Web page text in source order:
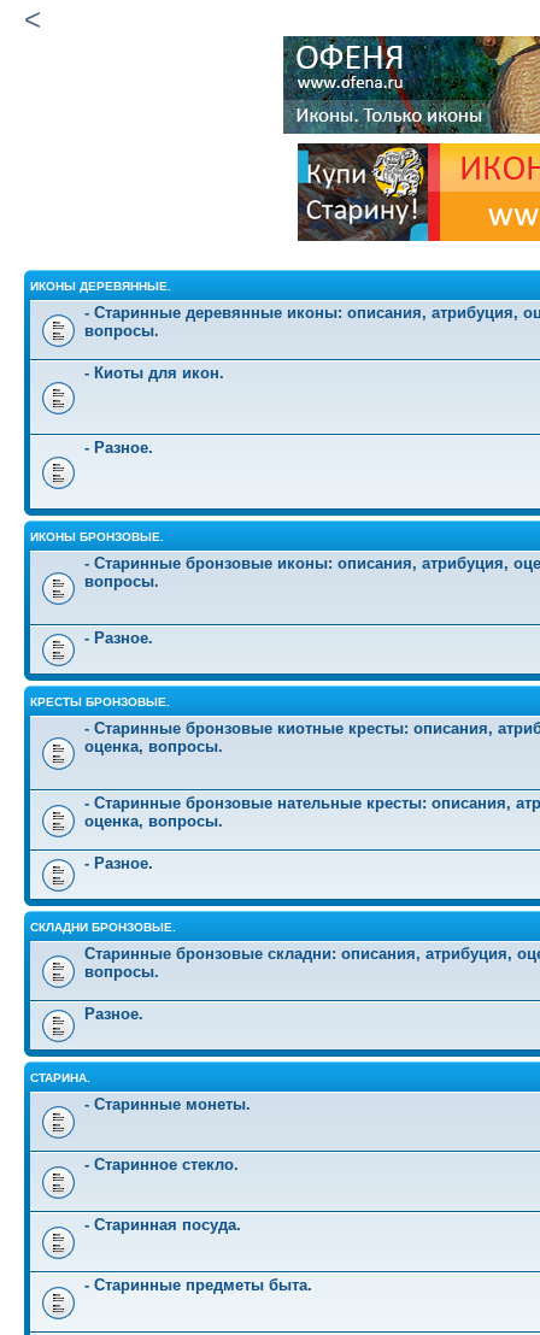
<
ИКОНЫ ДЕРЕВЯННЫЕ.
- Старинные деревянные иконы: описания, атрибуция,
вопросы.
- Киоты для икон.
- Разное.
ИКОНЫ БРОНЗОВЫЕ.
- Старинные бронзовые иконы: описания, атрибуция,
вопросы.
- Разное.
КРЕСТЫ БРОНЗОВЫЕ.
- Старинные бронзовые киотные кресты: описания,
оценка, вопросы.
- Старинные бронзовые нательные кресты: описания,
оценка, вопросы.
- Разное.
СКЛАДНИ БРОНЗОВЫЕ.
Старинные бронзовые складни: описания, атрибуция,
вопросы.
Разное.
СТАРИНА.
- Старинные монеты.
- Старинное стекло.
- Старинная посуда.
- Старинные предметы быта.